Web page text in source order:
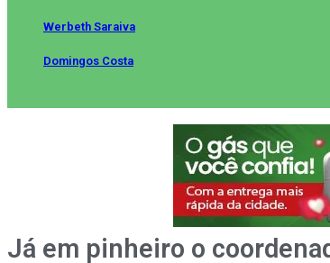
Werbeth Saraiva
Domingos Costa
Já em pinheiro o